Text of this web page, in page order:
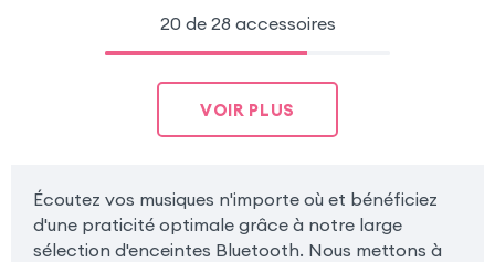
20 de 28 accessoires
VOIR PLUS
Écoutez vos musiques n'importe où et bénéficiez
d'une praticité optimale grâce à notre large
sélection d'enceintes Bluetooth. Nous mettons à